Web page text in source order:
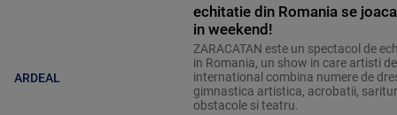
ARDEAL
echitatie din Romania se
in weekend!
ZARACATAN este un spectacol de
in Romania, un show in care artisti
international combina numere de
gimnastica artistica, acrobatii,
obstacole si teatru.